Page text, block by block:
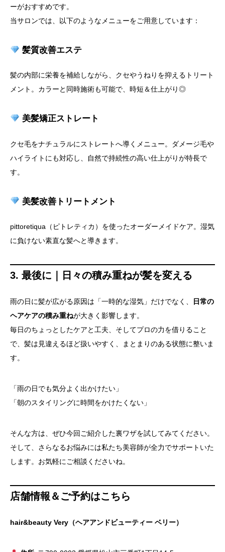
ーがおすすめです。
当サロンでは、以下のようなメニューをご用意しています：
髪質改善エステ
髪の内部に栄養を補給しながら、クセやうねりを抑えるトリート
メント。カラーと同時施術も可能で、時短＆仕上がり◎
美髪矯正ストレート
クセ毛をナチュラルにストレートへ導くメニュー。ダメージ毛や
ハイライトにも対応し、自然で持続性の高い仕上がりが特長で
す。
美髪改善トリートメント
pittoretiqua（ピトレティカ）を使ったオーダーメイドケア。湿気
に負けない素直な髪へと導きます。
3. 最後に｜日々の積み重ねが髪を変える
雨の日に髪が広がる原因は「一時的な湿気」だけでなく、
日常の
ヘアケアの積み重ねが大きく影響します。
毎日のちょっとしたケアと工夫、そしてプロの力を借りること
で、髪は見違えるほど扱いやすく、まとまりのある状態に整いま
す。
「雨の日でも気分よく出かけたい」
「朝のスタイリングに時間をかけたくない」
そんな方は、ぜひ今回ご紹介した裏ワザを試してみてください。
そして、さらなるお悩みには私たち美容師が全力でサポートいた
します。お気軽にご相談くださいね。
店舗情報＆ご予約はこちら
hair&beauty Very（ヘアアンドビューティー ベリー）